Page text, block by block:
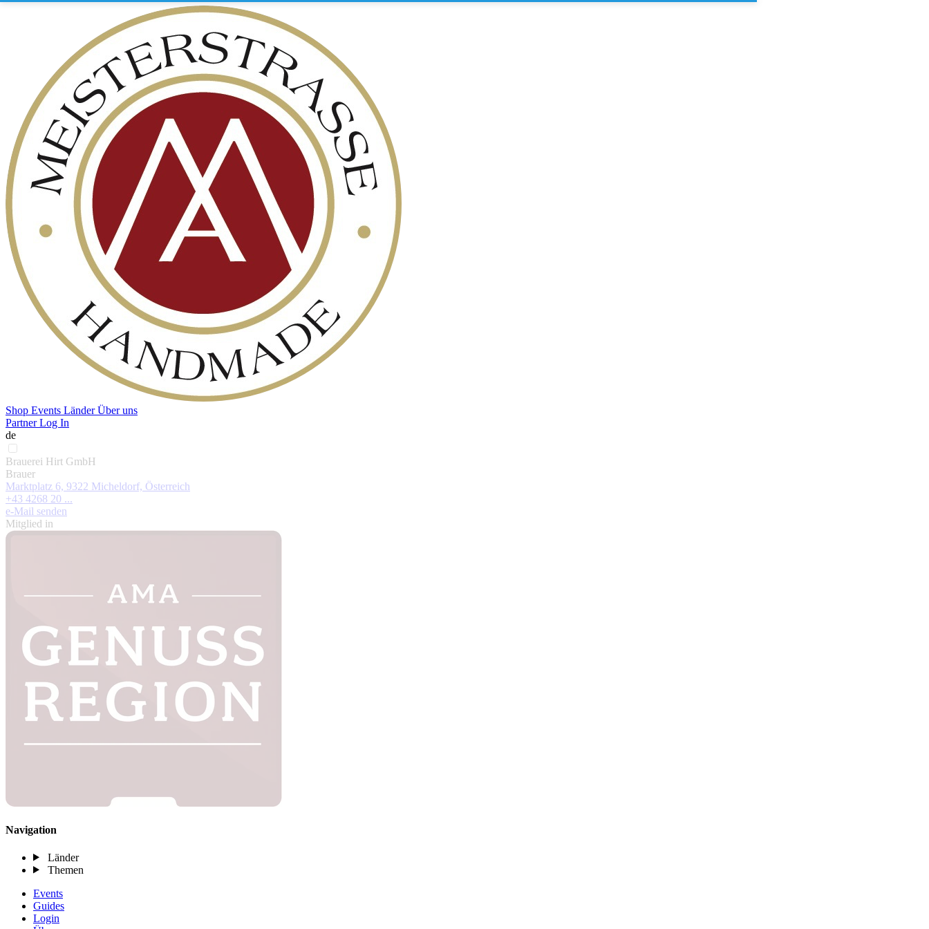
Shop Events LänderÜber uns
Partner Log In
de
Brauerei Hirt GmbH
Brauer
Marktplatz 6, 9322 Micheldorf, Österreich
+43 4268 20 ...
e-Mail senden
Mitglied in
Navigation
Länder
Themen
Events
Guides
Login